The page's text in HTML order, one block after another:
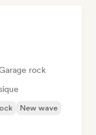
rock
New wave